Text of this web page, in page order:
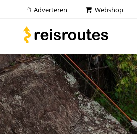
Adverteren Webshop